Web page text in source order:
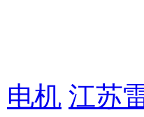
电机 江苏